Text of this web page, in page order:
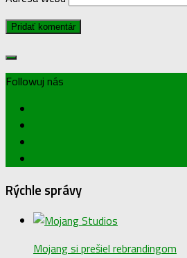
Followuj nás
Rýchle správy
Mojang si prešiel rebrandingom